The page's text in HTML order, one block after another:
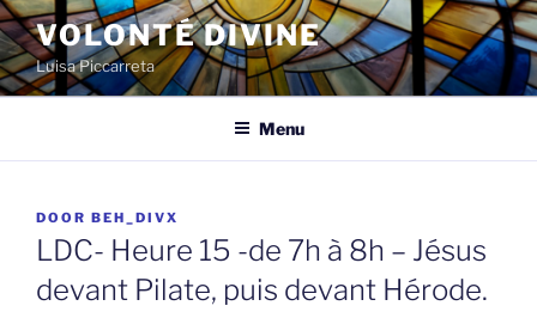
Spring
naar
de
inhoud
VOLONTÉ DIVINE
Luisa Piccarreta
Menu
GEPLAATST
OP
DOOR BEH_DIVX
LDC- Heure 15 -de 7h à 8h – Jésus
devant Pilate, puis devant Hérode.